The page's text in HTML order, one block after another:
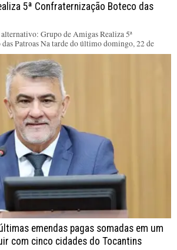
5ª Confraternização Boteco das
Grupo de Amigas Realiza 5ª
Patroas Na tarde do último domingo, 22 de
emendas pagas somadas em um
com cinco cidades do Tocantins